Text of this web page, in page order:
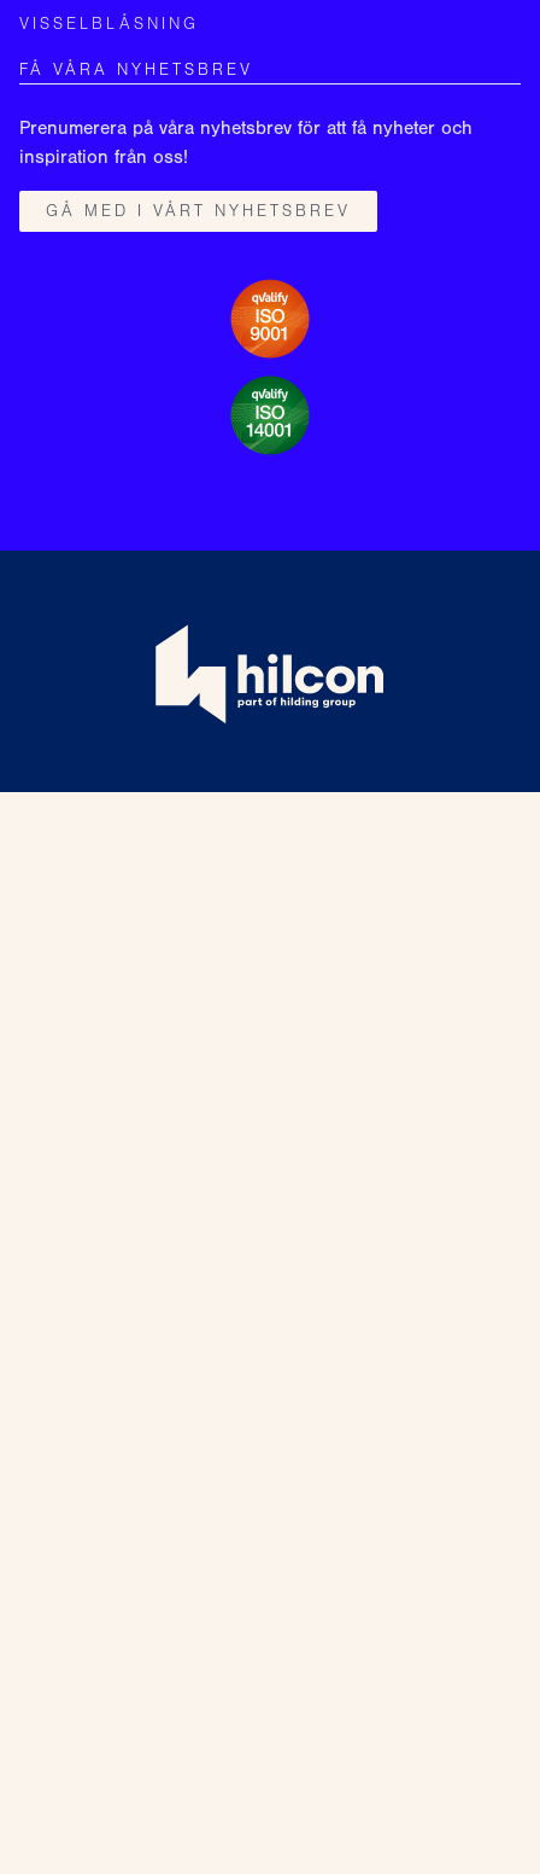
VISSELBLÅSNING
FÅ VÅRA NYHETSBREV
Prenumerera på våra nyhetsbrev för att få nyheter och
inspiration från oss!
GÅ MED I VÅRT NYHETSBREV